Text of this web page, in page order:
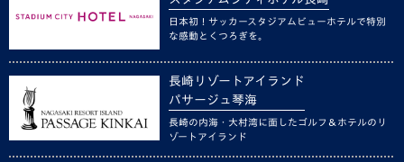
日本初！サッカースタジアムビューホテルで特別
な感動とくつろぎを。
長崎リゾートアイランド
パサージュ琴海
長崎の内海・大村湾に面したゴルフ＆ホテルのリ
ゾートアイランド